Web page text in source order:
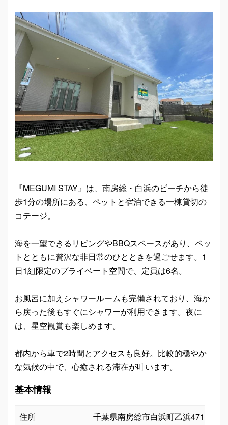
『MEGUMI STAY』は、南房総・白浜のビーチから徒
歩1分の場所にある、ペットと宿泊できる一棟貸切の
コテージ。
海を一望できるリビングやBBQスペースがあり、ペッ
トとともに贅沢な非日常のひとときを過ごせます。1
日1組限定のプライベート空間で、定員は6名。
お風呂に加えシャワールームも完備されており、海か
ら戻った後もすぐにシャワーが利用できます。夜に
は、星空観賞も楽しめます。
都内から車で2時間とアクセスも良好。比較的穏やか
な気候の中で、心癒される滞在が叶います。
基本情報
住所
千葉県南房総市白浜町乙浜471-2